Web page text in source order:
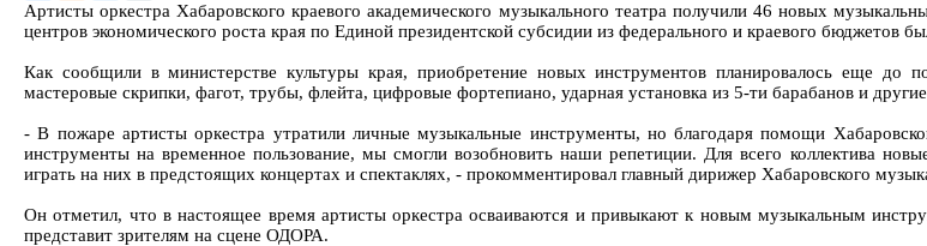
Артисты оркестра Хабаровского краевого академического музыкального театра получили 46 новых
центров экономического роста края по Единой президентской субсидии из федерального и краевого бюджетов
Как сообщили в министерстве культуры края, приобретение новых инструментов планировалось еще до
мастеровые скрипки, фагот, трубы, флейта, цифровые фортепиано, ударная установка из 5-ти барабанов и
- В пожаре артисты оркестра утратили личные музыкальные инструменты, но благодаря помощи
инструменты на временное пользование, мы смогли возобновить наши репетиции. Для всего коллектива
играть на них в предстоящих концертах и спектаклях, - прокомментировал главный дирижер Хабаровского
Он отметил, что в настоящее время артисты оркестра осваиваются и привыкают к новым музыкальным
представит зрителям на сцене ОДОРА.